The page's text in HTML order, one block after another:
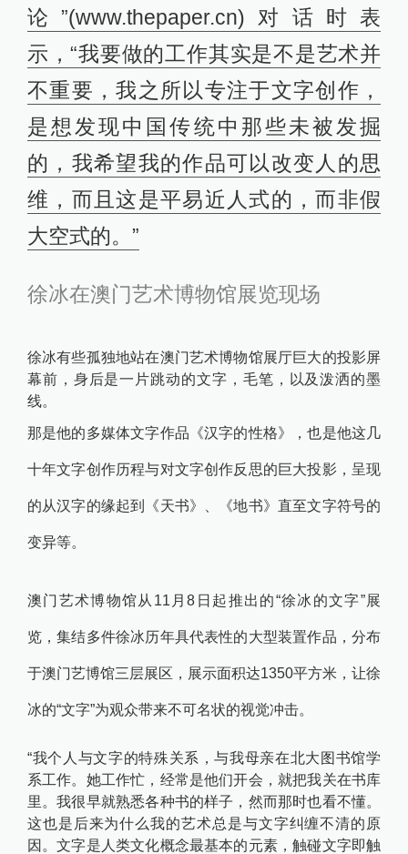
论”(www.thepaper.cn)对话时表
示，“我要做的工作其实是不是艺术并
不重要，我之所以专注于文字创作，
是想发现中国传统中那些未被发掘
的，我希望我的作品可以改变人的思
维，而且这是平易近人式的，而非假
大空式的。”
徐冰在澳门艺术博物馆展览现场
徐冰有些孤独地站在澳门艺术博物馆展厅巨大的投影屏
幕前，身后是一片跳动的文字，毛笔，以及泼洒的墨
线。
那是他的多媒体文字作品《汉字的性格》，也是他这几
十年文字创作历程与对文字创作反思的巨大投影，呈现
的从汉字的缘起到《天书》、《地书》直至文字符号的
变异等。
澳门 艺术博物馆从11月8日起推出的“徐冰的文字”展
览，集结多件徐冰历年具代表性的大型装置作品，分布
于澳门艺博馆三层展区，展示面积达1350平方米，让徐
冰的“文字”为观众带来不可名状的视觉冲击。
“我个人与文字的特殊关系，与我母亲在北大图书馆学
系工作。她工作忙，经常是他们开会，就把我关在书库
里。我很早就熟悉各种书的样子，然而那时也看不懂。
这也是后来为什么我的艺术总是与文字纠缠不清的原
因。文字是人类文化概念最基本的元素，触碰文字即触